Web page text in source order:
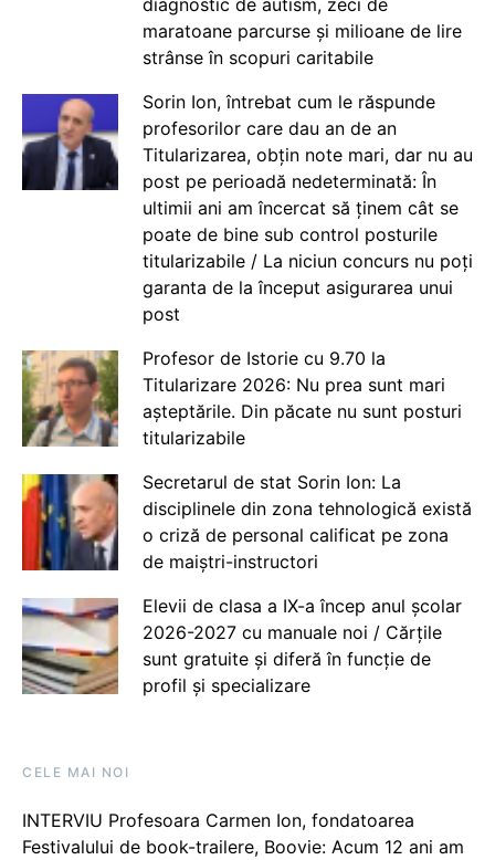
maratoane parcurse și milioane de lire
strânse în scopuri caritabile
Sorin Ion, întrebat cum le răspunde
profesorilor care dau an de an
Titularizarea, obțin note mari, dar nu au
post pe perioadă nedeterminată: În
ultimii ani am încercat să ținem cât se
poate de bine sub control posturile
titularizabile / La niciun concurs nu poți
garanta de la început asigurarea unui
post
Profesor de Istorie cu 9.70 la
Titularizare 2026: Nu prea sunt mari
așteptările. Din păcate nu sunt posturi
titularizabile
Secretarul de stat Sorin Ion: La
disciplinele din zona tehnologică există
o criză de personal calificat pe zona
de maiștri-instructori
Elevii de clasa a IX-a încep anul școlar
2026-2027 cu manuale noi / Cărțile
sunt gratuite și diferă în funcție de
profil și specializare
CELE MAI NOI
INTERVIU Profesoara Carmen Ion, fondatoarea
Festivalului de book-trailere, Boovie: Acum 12 ani am